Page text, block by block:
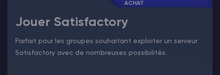
ACHAT
Jouer Satisfactory
Parfait pour les groupes souhaitant exploiter un serveur
Satisfactory avec de nombreuses possibilités.